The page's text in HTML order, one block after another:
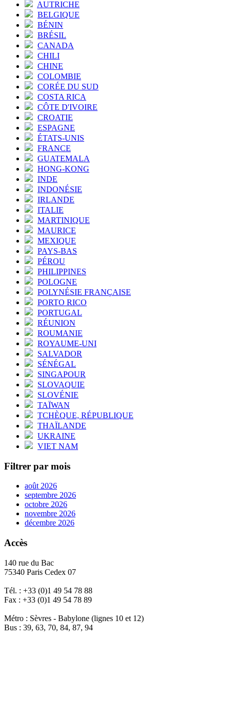
AUTRICHE
BELGIQUE
BÉNIN
BRÉSIL
CANADA
CHILI
CHINE
COLOMBIE
CORÉE DU SUD
COSTA RICA
CÔTE D'IVOIRE
CROATIE
ESPAGNE
ÉTATS-UNIS
FRANCE
GUATEMALA
HONG-KONG
INDE
INDONÉSIE
IRLANDE
ITALIE
MARTINIQUE
MAURICE
MEXIQUE
PAYS-BAS
PÉROU
PHILIPPINES
POLOGNE
POLYNÉSIE FRANÇAISE
PORTO RICO
PORTUGAL
RÉUNION
ROUMANIE
ROYAUME-UNI
SALVADOR
SÉNÉGAL
SINGAPOUR
SLOVAQUIE
SLOVÉNIE
TAÏWAN
TCHÈQUE, RÉPUBLIQUE
THAÏLANDE
UKRAINE
VIET NAM
Filtrer par mois
août 2026
septembre 2026
octobre 2026
novembre 2026
décembre 2026
Accès
140 rue du Bac
75340 Paris Cedex 07
Tél. : +33 (0)1 49 54 78 88
Fax : +33 (0)1 49 54 78 89
Métro : Sèvres - Babylone (lignes 10 et 12)
Bus : 39, 63, 70, 84, 87, 94